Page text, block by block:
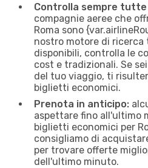
Controlla sempre tutte
compagnie aeree che
Roma sono
nostro motore di ricerca
disponibili, controlla le
cost e tradizionali. Se
del tuo viaggio, ti
biglietti economici.
Prenota in anticipo:
aspettare fino all'ultimo
biglietti economici per
consigliamo di
per trovare offerte
dell'ultimo minuto.